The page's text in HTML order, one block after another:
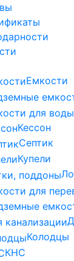
Емкости
Кессон
Септик
Купели
Колодцы
КНС